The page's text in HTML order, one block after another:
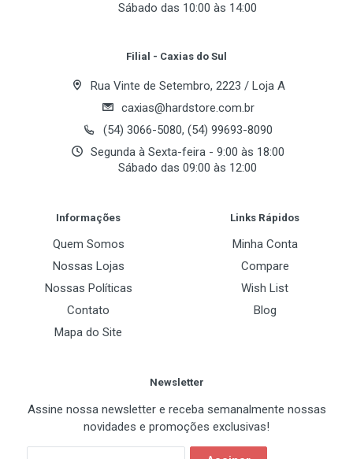
Sábado das 10:00 às 14:00
Filial - Caxias do Sul
Rua Vinte de Setembro, 2223 / Loja A
caxias@hardstore.com.br
(54) 3066-5080, (54) 99693-8090
Segunda à Sexta-feira - 9:00 às 18:00
Sábado das 09:00 às 12:00
Informações
Quem Somos
Nossas Lojas
Nossas Políticas
Contato
Mapa do Site
Links Rápidos
Minha Conta
Compare
Wish List
Blog
Newsletter
Assine nossa newsletter e receba semanalmente nossas
novidades e promoções exclusivas!